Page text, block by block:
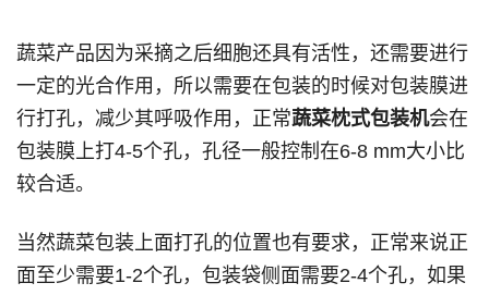
蔬菜产品因为采摘之后细胞还具有活性，还需要进行
一定的光合作用，所以需要在包装的时候对包装膜进
行打孔，减少其呼吸作用，正常蔬菜枕式包装机会在
包装膜上打4-5个孔，孔径一般控制在6-8 mm大小比
较合适。
当然蔬菜包装上面打孔的位置也有要求，正常来说正
面至少需要1-2个孔，包装袋侧面需要2-4个孔，如果